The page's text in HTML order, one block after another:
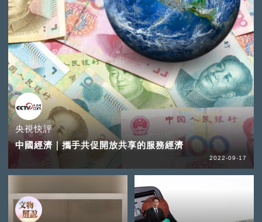
央視快評
中國經濟｜攜手共促開放共享的服務經濟
2022-09-17